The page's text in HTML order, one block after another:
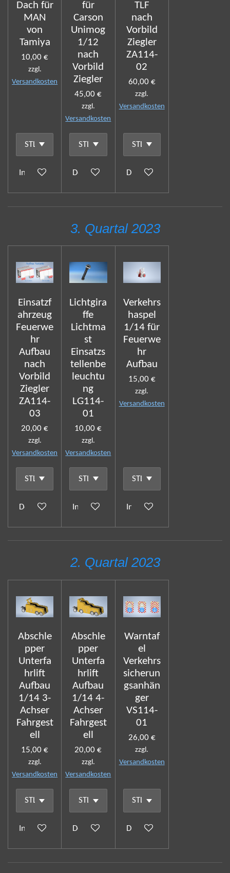
Dach für
MAN
von
Tamiya
10,00 €
zzgl.
Versandkosten
In den Warenkorb
für
Carson
Unimog
1/12
nach
Vorbild
Ziegler
45,00 €
zzgl.
Versandkosten
Details anzeigen
TLF
nach
Vorbild
Ziegler
ZA114-
02
60,00 €
zzgl.
Versandkosten
Details anzeigen
3. Quartal 2023
Einsatzf
ahrzeug
Feuerwe
hr
Aufbau
nach
Vorbild
Ziegler
ZA114-
03
20,00 €
zzgl.
Versandkosten
Details anzeigen
Lichtgira
ffe
Lichtma
st
Einsatzs
tellenbe
leuchtu
ng
LG114-
01
10,00 €
zzgl.
Versandkosten
In den Warenkorb
Verkehrs
haspel
1/14 für
Feuerwe
hr
Aufbau
15,00 €
zzgl.
Versandkosten
In den Warenkorb
2. Quartal 2023
Abschle
pper
Unterfa
hrlift
Aufbau
1/14 3-
Achser
Fahrgest
ell
15,00 €
zzgl.
Versandkosten
In den Warenkorb
Abschle
pper
Unterfa
hrlift
Aufbau
1/14 4-
Achser
Fahrgest
ell
20,00 €
zzgl.
Versandkosten
Details anzeigen
Warntaf
el
Verkehrs
sicherun
gsanhän
ger
VS114-
01
26,00 €
zzgl.
Versandkosten
Details anzeigen